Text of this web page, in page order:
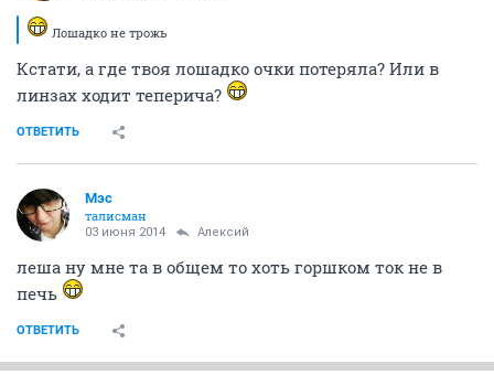
Лошадко не трожь
Кстати, а где твоя лошадко очки потеряла? Или в
линзах ходит теперича?
ОТВЕТИТЬ
Мэс
талисман
03 июня 2014 Алексий
леша ну мне та в общем то хоть горшком ток не в
печь
ОТВЕТИТЬ